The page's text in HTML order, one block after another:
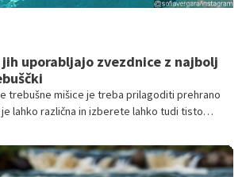
uporabljajo zvezdnice z najbolj
trebušne mišice je treba prilagoditi prehrano
lahko različna in izberete lahko tudi tisto
kjer si nekatere do izklesanega trebuščka
jogo, spet druge z boksom.